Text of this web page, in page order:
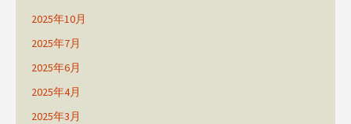
2025年10月
2025年7月
2025年6月
2025年4月
2025年3月